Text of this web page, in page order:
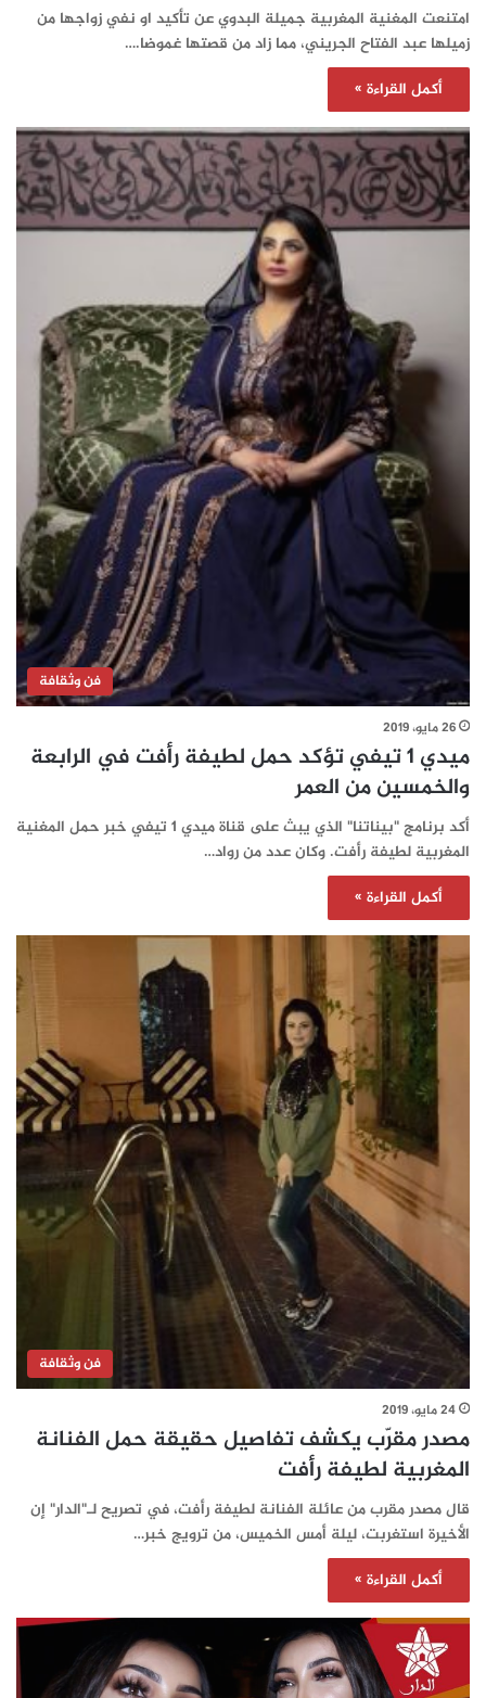
امتنعت المغنية المغربية جميلة البدوي عن تأكيد او نفي زواجها من
زميلها عبد الفتاح الجريني، مما زاد من قصتها غموضا.…
أكمل القراءة »
فن وثقافة
26 مايو، 2019
ميدي 1 تيفي تؤكد حمل لطيفة رأفت في الرابعة
والخمسين من العمر
أكد برنامج "بيناتنا" الذي يبث على قناة ميدي 1 تيفي خبر حمل المغنية
المغربية لطيفة رأفت. وكان عدد من رواد…
أكمل القراءة »
فن وثقافة
24 مايو، 2019
مصدر مقرّب يكشف تفاصيل حقيقة حمل الفنانة
المغربية لطيفة رأفت
قال مصدر مقرب من عائلة الفنانة لطيفة رأفت، في تصريح لـ"الدار" إن
الأخيرة استغربت، ليلة أمس الخميس، من ترويج خبر…
أكمل القراءة »